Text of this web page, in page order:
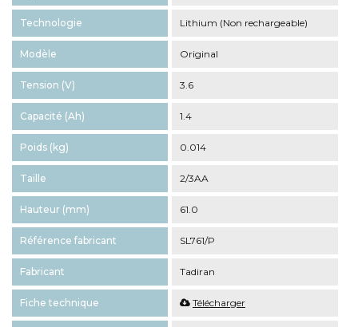
Technologie Lithium (Non rechargeable)
Modèle Original
Tension (V) 3.6
Capacité (Ah) 1.4
Poids (kg) 0.014
Taille 2/3AA
Hauteur (mm) 61.0
Référence fabricant SL761/P
Fabricant Tadiran
Fiche technique Télécharger